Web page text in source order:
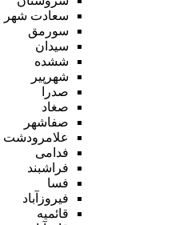
سعادت شهر
سورمق
سیدان
ششده
شهرپیر
صدرا
صغاد
صفاشهر
علامرودشت
فدامی
فراشبند
فسا
فیروزآباد
قائمیه